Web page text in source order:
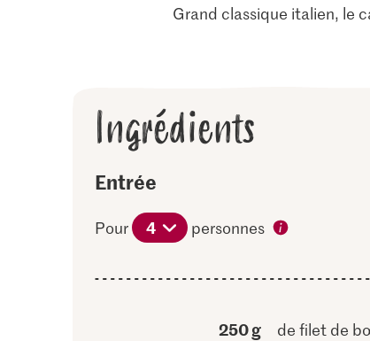
Grand classique italien, le
Ingrédients
Entrée
Pour 4 personnes
250 g
de filet de